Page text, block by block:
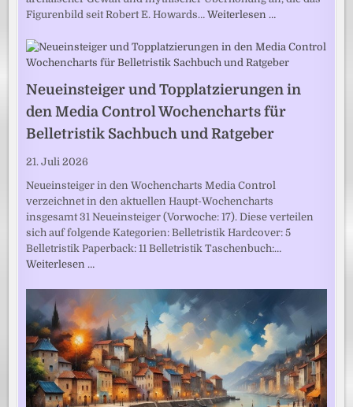
Figurenbild seit Robert E. Howards…Weiterlesen …
Neueinsteiger und Topplatzierungen in
den Media Control Wochencharts für
Belletristik Sachbuch und Ratgeber
21. Juli 2026
Neueinsteiger in den Wochencharts Media Control
verzeichnet in den aktuellen Haupt-Wochencharts
insgesamt 31 Neueinsteiger (Vorwoche: 17). Diese verteilen
sich auf folgende Kategorien: Belletristik Hardcover: 5
Belletristik Paperback: 11 Belletristik Taschenbuch:…
Weiterlesen …